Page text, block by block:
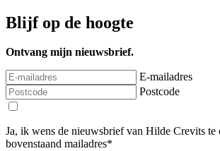
Blijf op de hoogte
Ontvang mijn nieuwsbrief.
E-mailadres
Postcode
Ja, ik wens de nieuwsbrief van Hilde Crevits te
bovenstaand mailadres*